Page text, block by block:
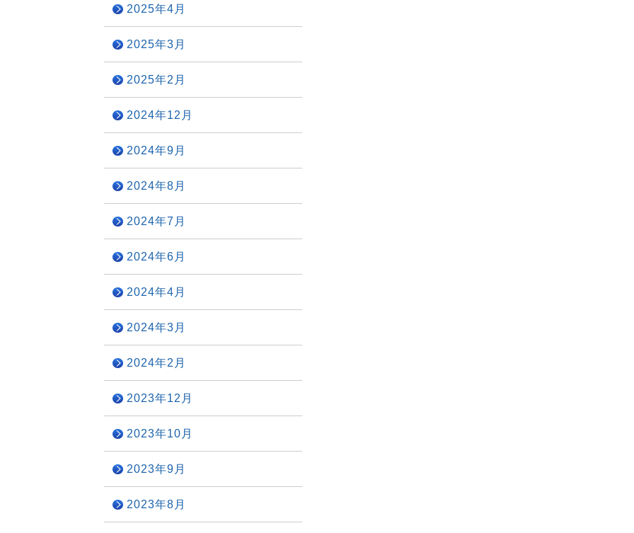
2025年4月
2025年3月
2025年2月
2024年12月
2024年9月
2024年8月
2024年7月
2024年6月
2024年4月
2024年3月
2024年2月
2023年12月
2023年10月
2023年9月
2023年8月